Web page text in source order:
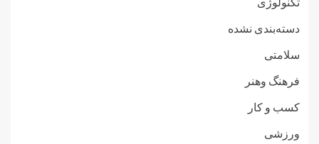
دسته‌بندی نشده
سلامتی
فرهنگ وهنر
کسب و کار
ورزشی